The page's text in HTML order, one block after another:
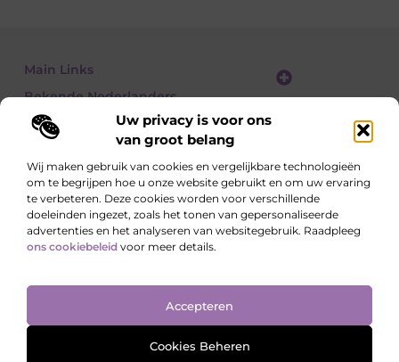
Uw privacy is voor ons
van groot belang
Wij maken gebruik van cookies en vergelijkbare technologieën
om te begrijpen hoe u onze website gebruikt en om uw ervaring
te verbeteren. Deze cookies worden voor verschillende
doeleinden ingezet, zoals het tonen van gepersonaliseerde
advertenties en het analyseren van websitegebruik. Raadpleeg
ons cookiebeleid voor meer details.
Accepteren
Cookies Beheren
Main Links
Bekende Nederlanders
Lees, Ontdek, Beleef.
Blogs over alledaagse onderwerpen – vol inzichten, verhalen en tips die
je blik verruimen.
www.ondernemershuiszo.nl